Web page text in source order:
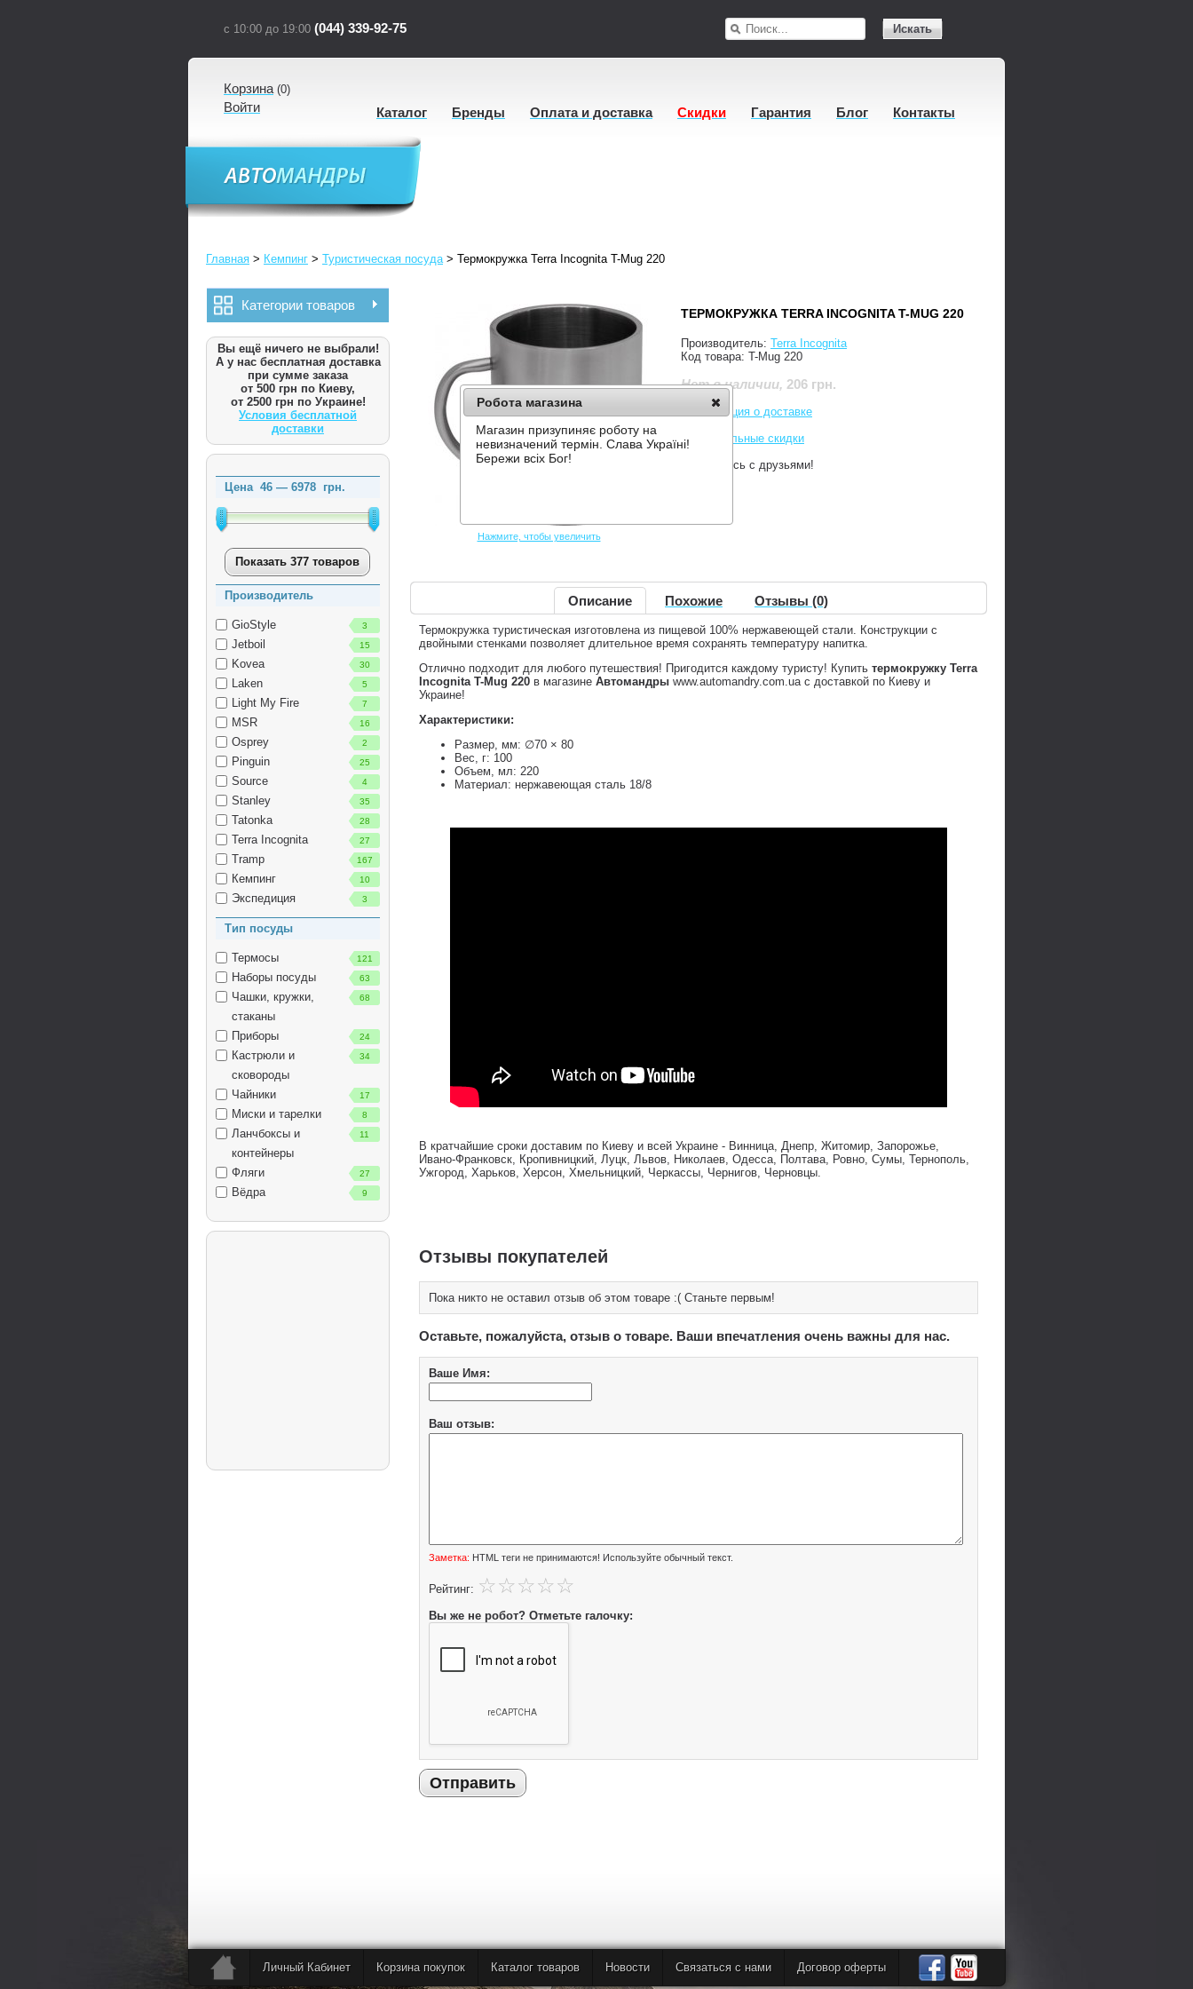
с 10:00 до 19:00 (044) 339-92-75 Искать
Корзина(0)
Войти Каталог Бренды Оплата и доставка Скидки Гарантия Блог Контакты
Главная > Кемпинг > Туристическая посуда > Термокружка Terra Incognita T-Mug 220
Категории товаров
Вы ещё ничего не выбрали!
А у нас бесплатная доставка
при сумме заказа
от 500 грн по Киеву,
от 2500 грн по Украине!
Условия бесплатной
доставки
Цена 46 — 6978 грн.
Показать 377 товаров
Производитель
GioStyle 3
Jetboil 15
Kovea 30
Laken 5
Light My Fire 7
MSR 16
Osprey 2
Pinguin 25
Source 4
Stanley 35
Tatonka 28
Terra Incognita 27
Tramp 167
Кемпинг 10
Экспедиция 3
Тип посуды
Термосы 121
Наборы посуды 63
Чашки, кружки,
стаканы
68
Приборы 24
Кастрюли и
сковороды
34
Чайники 17
Миски и тарелки 8
Ланчбоксы и
контейнеры
11
Фляги 27
Вёдра 9
Нажмите, чтобы увеличить
ТЕРМОКРУЖКА TERRA INCOGNITA T-MUG 220
Производитель: Terra Incognita
Код товара: T-Mug 220
Нет в наличии, 206 грн.
Информация о доставке
Накопительные скидки
Поделитесь с друзьями!
Описание Похожие Отзывы (0)
Термокружка туристическая изготовлена ​​из пищевой 100% нержавеющей стали. Конструкции с
двойными стенками позволяет длительное время сохранять температуру напитка.
Отлично подходит для любого путешествия! Пригодится каждому туристу! Купить термокружку Terra
Incognita T-Mug 220 в магазине Автомандры www.automandry.com.ua с доставкой по Киеву и
Украине!
Характеристики:
Размер, мм: ∅70 × 80
Вес, г: 100
Объем, мл: 220
Материал: нержавеющая сталь 18/8
В кратчайшие сроки доставим по Киеву и всей Украине - Винница, Днепр, Житомир, Запорожье,
Ивано-Франковск, Кропивницкий, Луцк, Львов, Николаев, Одесса, Полтава, Ровно, Сумы, Тернополь,
Ужгород, Харьков, Херсон, Хмельницкий, Черкассы, Чернигов, Черновцы.
Отзывы покупателей
Пока никто не оставил отзыв об этом товаре :( Станьте первым!
Оставьте, пожалуйста, отзыв о товаре. Ваши впечатления очень важны для нас.
Ваше Имя:
Ваш отзыв:
Заметка: HTML теги не принимаются! Используйте обычный текст.
Рейтинг:
Вы же не робот? Отметьте галочку:
Отправить
Личный Кабинет Корзина покупок Каталог товаров Новости Связаться с нами
Договор оферты
Робота магазина
Магазин призупиняє роботу на
невизначений термін. Слава Україні!
Бережи всіх Бог!